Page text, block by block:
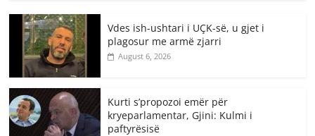
Vdes ish-ushtari i UÇK-së, u gjet i
plagosur me armë zjarri
August 6, 2026
Kurti s’propozoi emër për
kryeparlamentar, Gjini: Kulmi i
paftyrësisë